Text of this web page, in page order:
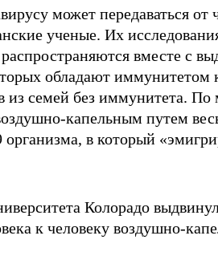
может передаваться
ученые. Их
вместе с
обладают
из семей без иммунитета.
капельным путем
в который
Колорадо
к человеку воздушно-